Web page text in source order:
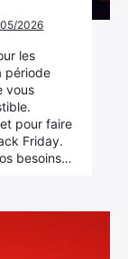
05/2026
les
période
vous
pour faire
Friday.
besoins…